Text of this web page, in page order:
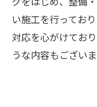
い施工を行ってお
対応を心がけてお
うな内容もござい